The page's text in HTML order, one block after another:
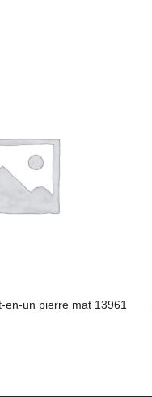
en-un pierre mat 13961